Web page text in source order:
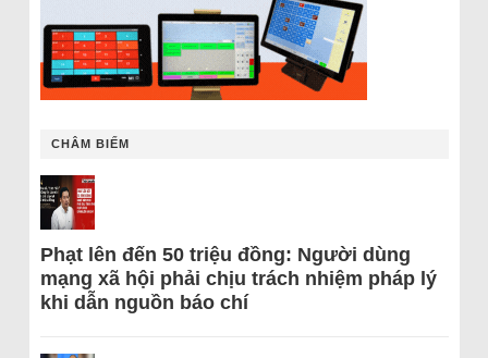
CHÂM BIẾM
Phạt lên đến 50 triệu đồng: Người dùng
mạng xã hội phải chịu trách nhiệm pháp lý
khi dẫn nguồn báo chí